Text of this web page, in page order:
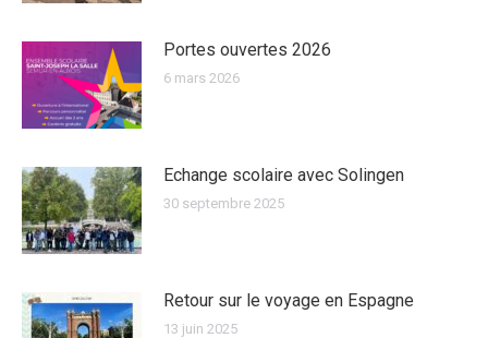
Portes ouvertes 2026
6 mars 2026
Echange scolaire avec Solingen
30 septembre 2025
Retour sur le voyage en Espagne
13 juin 2025